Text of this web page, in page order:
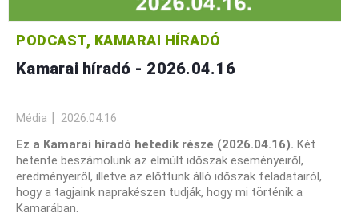
PODCAST, KAMARAI HÍRADÓ
Kamarai híradó - 2026.04.16
Média 2026.04.16
Ez a Kamarai híradó hetedik része (2026.04.16). Két
hetente beszámolunk az elmúlt időszak eseményeiről,
eredményeiről, illetve az előttünk álló időszak feladatairól,
hogy a tagjaink naprakészen tudják, hogy mi történik a
Kamarában.